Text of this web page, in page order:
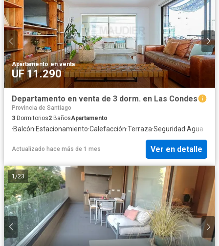
Apartamento·en venta
UF 11.290
Departamento en venta de 3 dorm. en Las Condes
Provincia de Santiago
3 Dormitorios2 BañosApartamento
·Balcón·Estacionamiento·Calefacción·Terraza·Seguridad·Agua
Actualizado hace más de 1 mes Ver en detalle
1/23